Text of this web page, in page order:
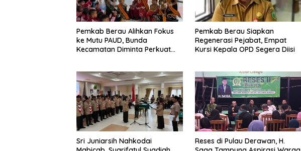
Pemkab Berau Alihkan Fokus
ke Mutu PAUD, Bunda
Kecamatan Diminta Perkuat
Pemkab Berau Siapkan
Regenerasi Pejabat, Empat
Kursi Kepala OPD Segera Diisi
Sri Juniarsih Nahkodai
Reses di Pulau Derawan, H.